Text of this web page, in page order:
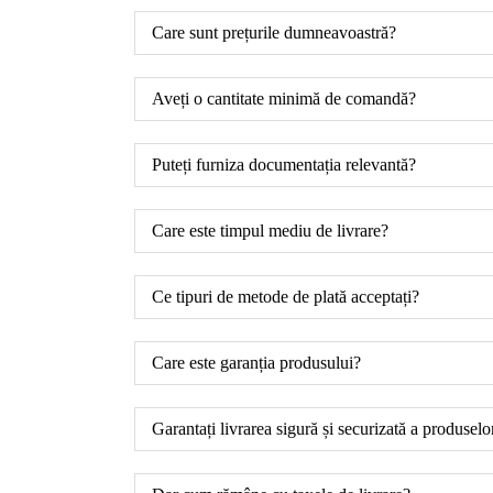
Care sunt prețurile dumneavoastră?
Aveți o cantitate minimă de comandă?
Puteți furniza documentația relevantă?
Care este timpul mediu de livrare?
Ce tipuri de metode de plată acceptați?
Care este garanția produsului?
Garantați livrarea sigură și securizată a